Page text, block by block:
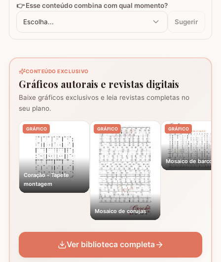
👉 Esse conteúdo combina com qual momento?
Escolha... Sugerir
CONTEÚDO EXCLUSIVO
Gráficos autorais e revistas digitais
Baixe gráficos exclusivos e leia revistas completas no
seu plano.
GRÁFICO
Coração - Tapete
montagem
GRÁFICO
Mosaico de corujas
GRÁFICO
Mosaico de barcos
Ver biblioteca completa